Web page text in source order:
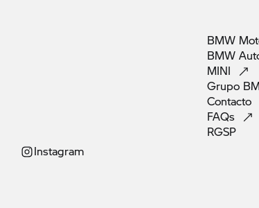
Instagram
BMW
BMW
MINI
Grupo
Contacto
FAQs
RGSP